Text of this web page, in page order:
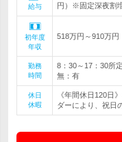
給与
円）※固定深夜割
初年度
年収
518万円～910万円
勤務
時間
8：30～17：30所
無：有
休日
休暇
《年間休日120日
ダーにより、祝日